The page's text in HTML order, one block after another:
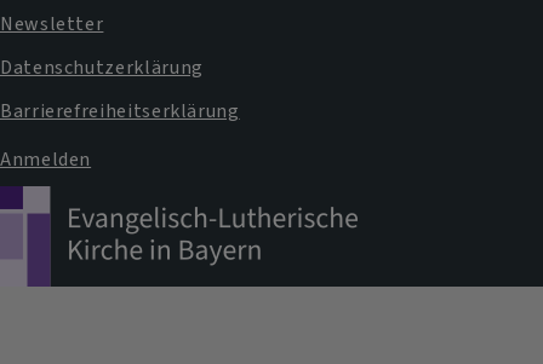
Newsletter
Datenschutzerklärung
Barrierefreiheitserklärung
Benutzermenü
Anmelden